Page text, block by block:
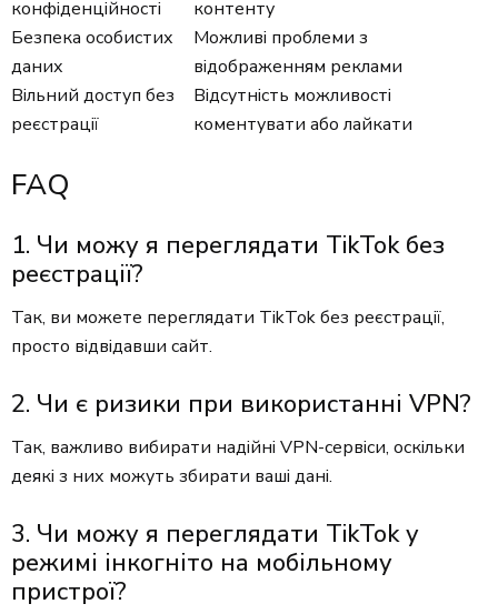
конфіденційності
контенту
Безпека особистих
даних
Можливі проблеми з
відображенням реклами
Вільний доступ без
реєстрації
Відсутність можливості
коментувати або лайкати
FAQ
1. Чи можу я переглядати TikTok без
реєстрації?
Так, ви можете переглядати TikTok без реєстрації,
просто відвідавши сайт.
2. Чи є ризики при використанні VPN?
Так, важливо вибирати надійні VPN-сервіси, оскільки
деякі з них можуть збирати ваші дані.
3. Чи можу я переглядати TikTok у
режимі інкогніто на мобільному
пристрої?